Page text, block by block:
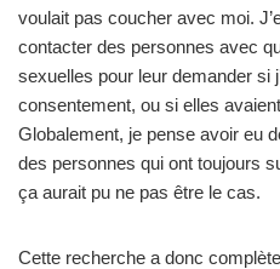
voulait pas coucher avec moi.
contacter des personnes avec
sexuelles pour leur demander si
consentement, ou si elles
Globalement, je pense avoir eu
des personnes qui ont toujours
ça aurait pu ne pas être le cas.
Cette recherche a donc